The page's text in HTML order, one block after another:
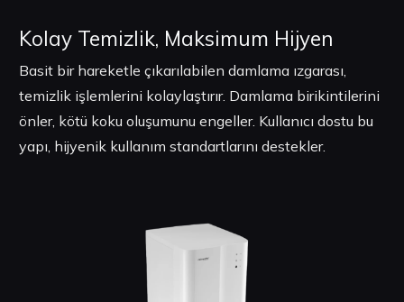
Kolay Temizlik, Maksimum Hijyen
Basit bir hareketle çıkarılabilen damlama ızgarası,
temizlik işlemlerini kolaylaştırır. Damlama birikintilerini
önler, kötü koku oluşumunu engeller. Kullanıcı dostu bu
yapı, hijyenik kullanım standartlarını destekler.